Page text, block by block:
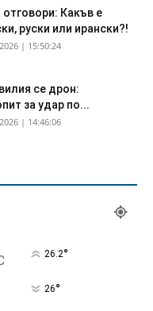
Какъв е
руски или ирански?!
| 15:50:24
се дрон:
за удар по...
| 14:46:06
26.2°
26°